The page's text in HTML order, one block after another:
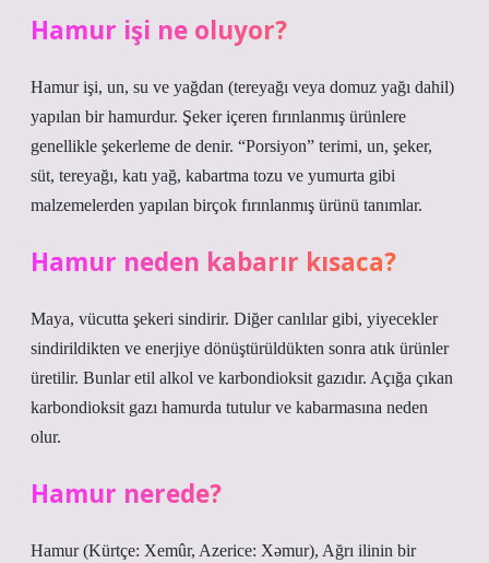
Hamur işi ne oluyor?
Hamur işi, un, su ve yağdan (tereyağı veya domuz yağı dahil)
yapılan bir hamurdur. Şeker içeren fırınlanmış ürünlere
genellikle şekerleme de denir. “Porsiyon” terimi, un, şeker,
süt, tereyağı, katı yağ, kabartma tozu ve yumurta gibi
malzemelerden yapılan birçok fırınlanmış ürünü tanımlar.
Hamur neden kabarır kısaca?
Maya, vücutta şekeri sindirir. Diğer canlılar gibi, yiyecekler
sindirildikten ve enerjiye dönüştürüldükten sonra atık ürünler
üretilir. Bunlar etil alkol ve karbondioksit gazıdır. Açığa çıkan
karbondioksit gazı hamurda tutulur ve kabarmasına neden
olur.
Hamur nerede?
Hamur (Kürtçe: Xemûr, Azerice: Xəmur), Ağrı ilinin bir